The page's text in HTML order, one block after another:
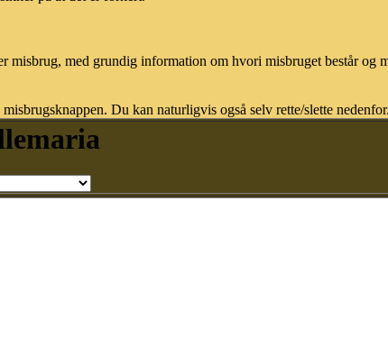
med grundig information om hvori misbruget består og
Du kan naturligvis også selv rette/slette nedenfor.